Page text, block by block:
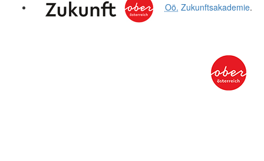
Oö. Zukunftsakademie.